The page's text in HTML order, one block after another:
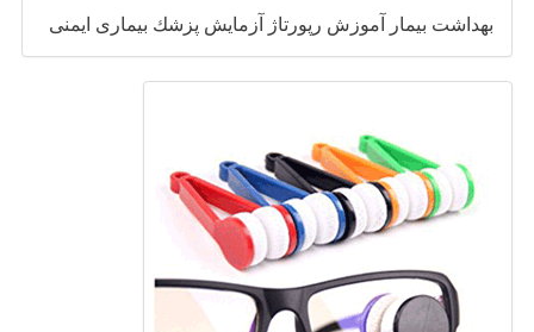
بهداشت بیمار آموزش رپورتاژ آزمایش پزشك بیماری ایمنی